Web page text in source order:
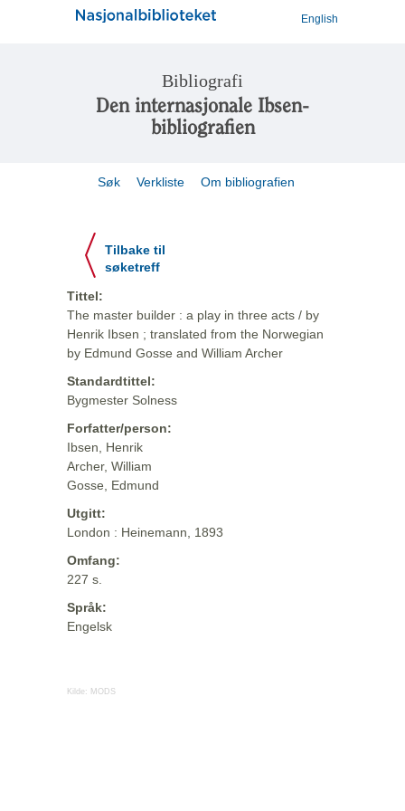
English
Bibliografi
Den internasjonale Ibsen-
bibliografien
Søk Verkliste Om bibliografien
Tilbake til
søketreff
Tittel:
The master builder : a play in three acts / by
Henrik Ibsen ; translated from the Norwegian
by Edmund Gosse and William Archer
Standardtittel:
Bygmester Solness
Forfatter/person:
Ibsen, Henrik
Archer, William
Gosse, Edmund
Utgitt:
London : Heinemann, 1893
Omfang:
227 s.
Språk:
Engelsk
Kilde: MODS